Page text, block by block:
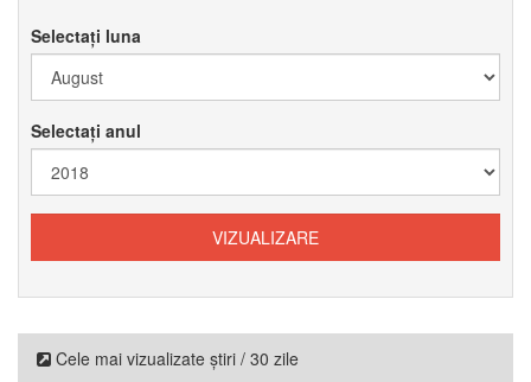
Selectați luna
Selectați anul
Cele mai vizualizate știri / 30 zile